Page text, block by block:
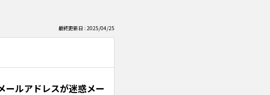
最終更新日 : 2025/04/25
ールアドレスが迷惑メー